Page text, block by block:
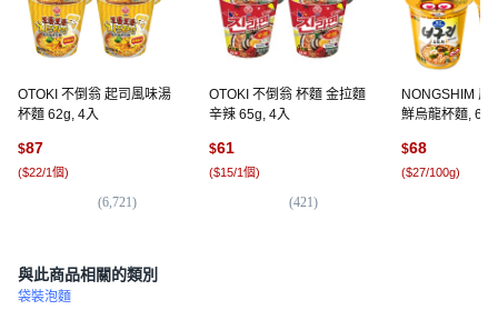
OTOKI 不倒翁 起司風味湯
杯麵 62g, 4入
$87
($22/1個)
(6,721)
OTOKI 不倒翁 杯麵 金拉麵
辛辣 65g, 4入
$61
($15/1個)
(421)
NONGSHIM 農
鮮烏龍杯麵,
$68
($27/100g)
與此商品相關的類別
袋裝泡麵